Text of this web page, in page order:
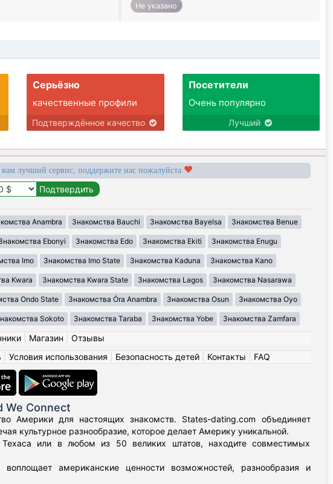
Не указано
Серьёзно
качественные профили
Подтверждённое качество
Посетители
Очень популярно
Лучший
лучший сервис, поддержите нас пожалуйста
Anambra Знакомства Bauchi Знакомства Bayelsa Знакомства Benue
Ebonyi Знакомства Edo Знакомства Ekiti Знакомства Enugu
Imo Знакомства Imo State Знакомства Kaduna Знакомства Kano
Kwara Знакомства Kwara State Знакомства Lagos Знакомства Nasarawa
Ondo State Знакомства Ȯra Anambra Знакомства Osun Знакомства Oyo
Sokoto Знакомства Taraba Знакомства Yobe Знакомства Zamfara
| Магазин
Отзывы
Условия использования Безопасность детей Контакты FAQ
We Connect
Америки для настоящих знакомств. States-dating.com объединяет
культурное разнообразие, которое делает Америку уникальной.
или в любом из 50 великих штатов, находите совместимых
американские ценности возможностей, разнообразия и